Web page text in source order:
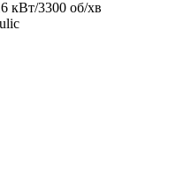
кВт/3300 об/хв